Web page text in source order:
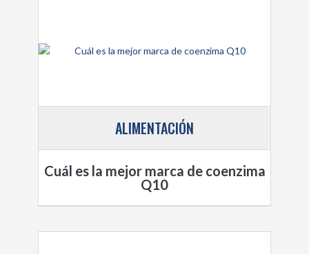
ALIMENTACIÓN
Cuál es la mejor marca de coenzima
Q10